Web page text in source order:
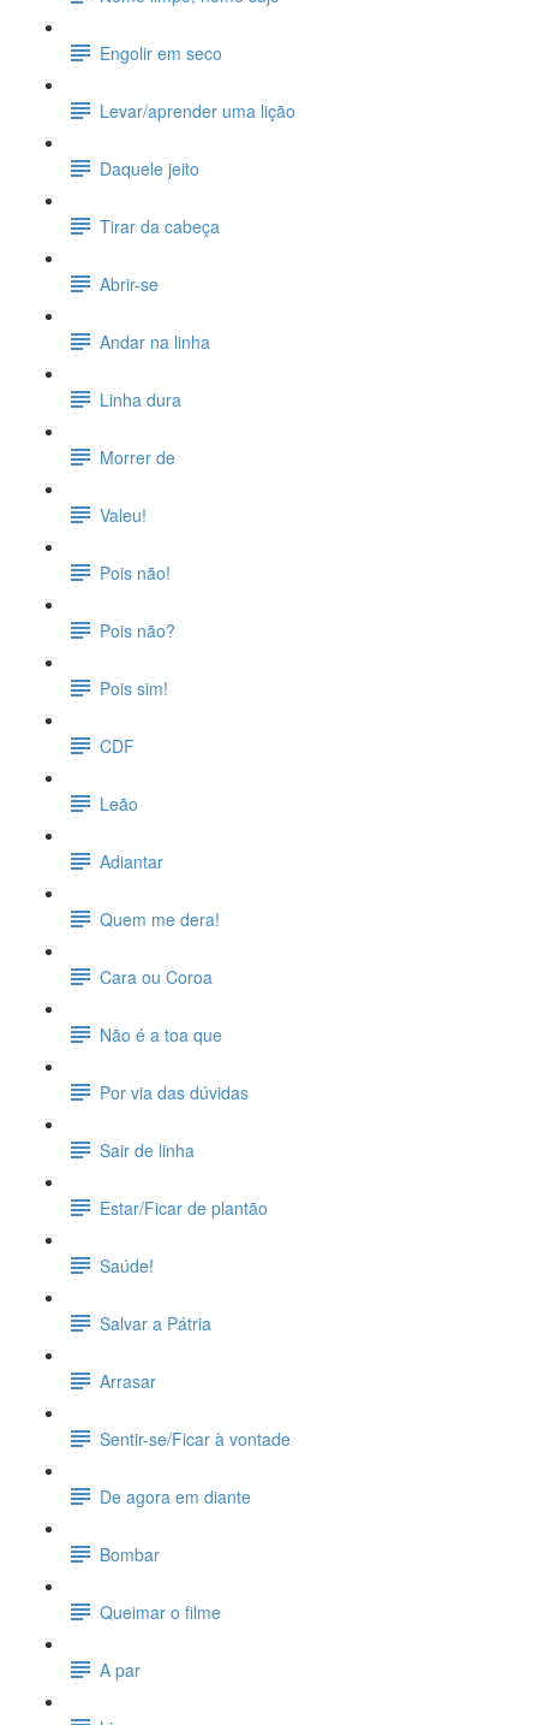
Engolir em seco
Levar/aprender uma lição
Daquele jeito
Tirar da cabeça
Abrir-se
Andar na linha
Linha dura
Morrer de
Valeu!
Pois não!
Pois não?
Pois sim!
CDF
Leão
Adiantar
Quem me dera!
Cara ou Coroa
Não é a toa que
Por via das dúvidas
Sair de linha
Estar/Ficar de plantão
Saúde!
Salvar a Pátria
Arrasar
Sentir-se/Ficar à vontade
De agora em diante
Bombar
Queimar o filme
A par